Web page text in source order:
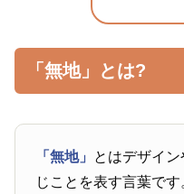
「無地」とは?
「無地」 とはデザイ
じことを表す言葉です